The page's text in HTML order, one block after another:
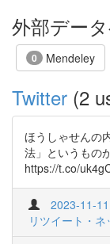
外部デー
0 Mendeley
Twitter (2
ほうしゃせんの
法」というもの
https://t.co/
2023-11-
リツイート・